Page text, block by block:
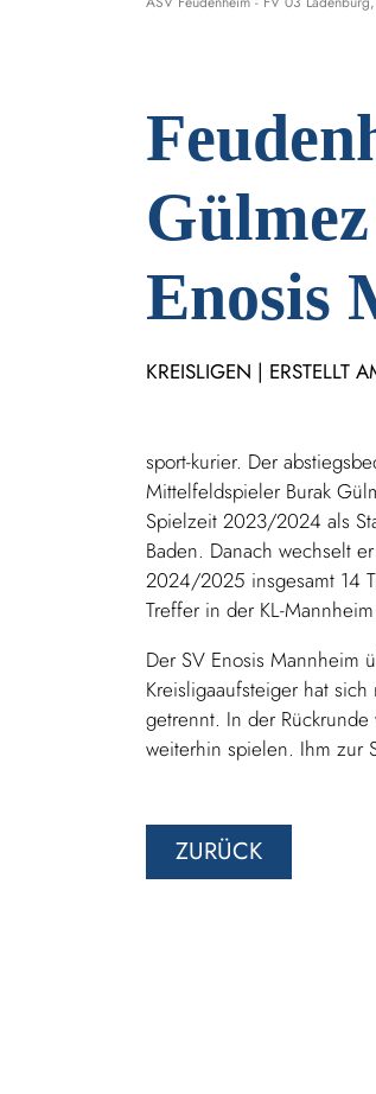
Enosis
KREISLIGEN | ERSTELLT
sport-kurier. Der
Mittelfeldspieler Burak
Spielzeit 2023/2024 als
Baden. Danach wechselt
2024/2025 insgesamt 14
Treffer in der KL-
Der SV Enosis Mannheim
Kreisligaaufsteiger hat
getrennt. In der
weiterhin spielen. Ihm zur
ZURÜCK